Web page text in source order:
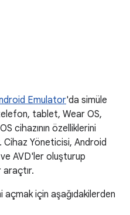
Emulator'da simüle
tablet, Wear OS,
cihazının özelliklerini
Cihaz Yöneticisi, Android
AVD'ler oluşturup
araçtır.
açmak için aşağıdakilerden